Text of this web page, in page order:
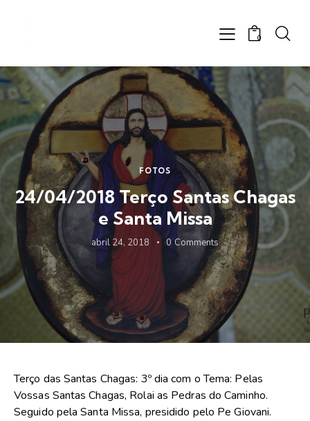
0
FOTOS
24/04/2018 Terço Santas Chagas
e Santa Missa
abril 24, 2018 0 Comments
Terço das Santas Chagas: 3º dia com o Tema: Pelas
Vossas Santas Chagas, Rolai as Pedras do Caminho.
Seguido pela Santa Missa, presidido pelo Pe Giovani.